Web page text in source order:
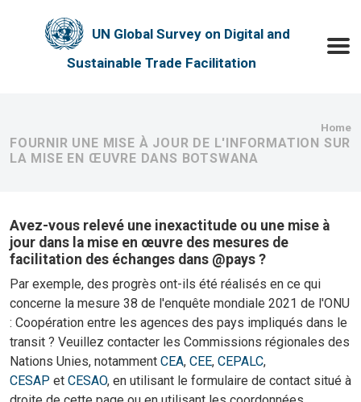
UN Global Survey on Digital and
Sustainable Trade Facilitation
Home
FOURNIR UNE MISE À JOUR DE L'INFORMATION SUR
LA MISE EN ŒUVRE DANS BOTSWANA
Avez-vous relevé une inexactitude ou une mise à
jour dans la mise en œuvre des mesures de
facilitation des échanges dans @pays ?
Par exemple, des progrès ont-ils été réalisés en ce qui
concerne la mesure 38 de l'enquête mondiale 2021 de l'ONU
: Coopération entre les agences des pays impliqués dans le
transit ? Veuillez contacter les Commissions régionales des
Nations Unies, notamment CEA, CEE, CEPALC,
CESAP et CESAO, en utilisant le formulaire de contact situé à